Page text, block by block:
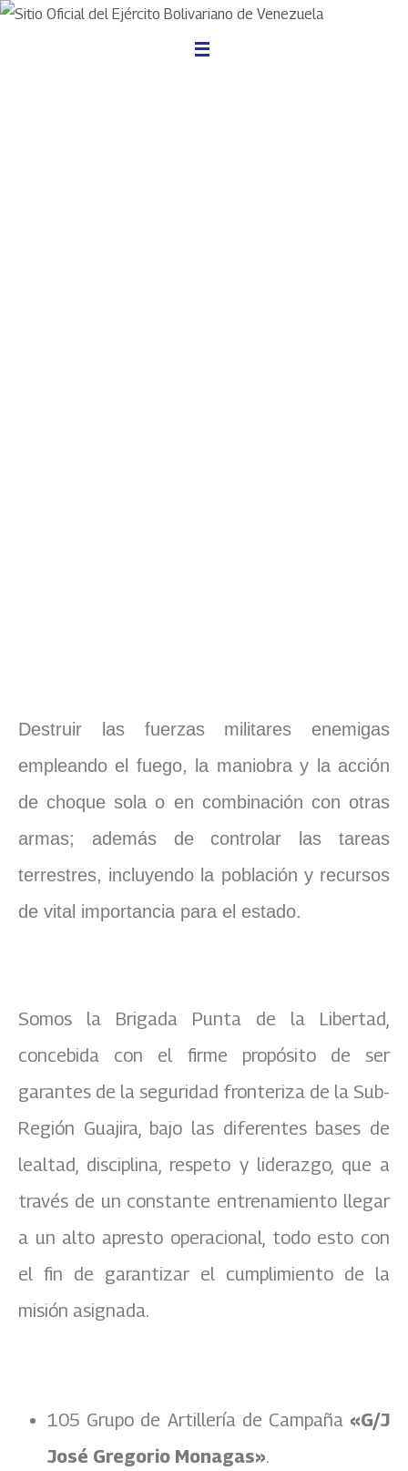
Destruir las fuerzas militares enemigas
empleando el fuego, la maniobra y la acción
de choque sola o en combinación con otras
armas; además de controlar las tareas
terrestres, incluyendo la población y recursos
de vital importancia para el estado.
Somos la Brigada Punta de la Libertad,
concebida con el firme propósito de ser
garantes de la seguridad fronteriza de la Sub-
Región Guajira, bajo las diferentes bases de
lealtad, disciplina, respeto y liderazgo, que a
través de un constante entrenamiento llegar
a un alto apresto operacional, todo esto con
el fin de garantizar el cumplimiento de la
misión asignada.
105 Grupo de Artillería de Campaña «G/J
José Gregorio Monagas».